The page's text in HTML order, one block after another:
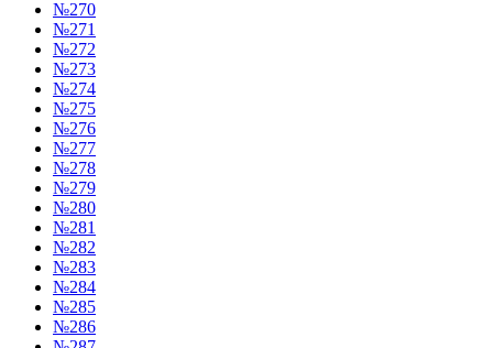
№270
№271
№272
№273
№274
№275
№276
№277
№278
№279
№280
№281
№282
№283
№284
№285
№286